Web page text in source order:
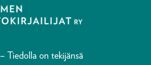
Tiedolla on tekijänsä